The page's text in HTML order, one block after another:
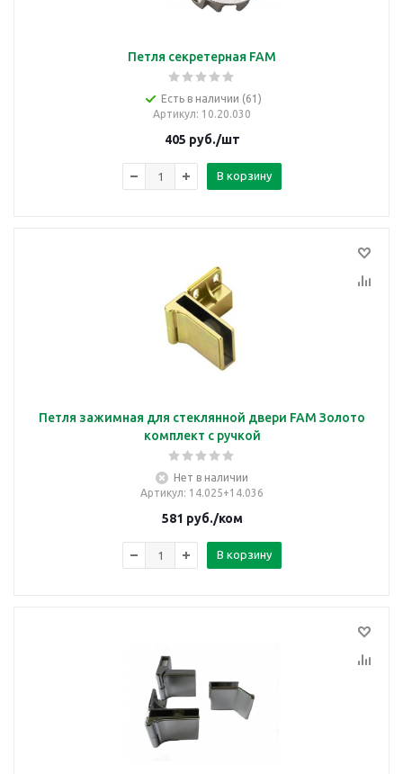
Петля секретерная FAM
Есть в наличии (61)
Артикул: 10.20.030
405 руб./шт
В корзину
Петля зажимная для стеклянной двери FAM Золото
комплект с ручкой
Нет в наличии
Артикул: 14.025+14.036
581 руб./ком
В корзину